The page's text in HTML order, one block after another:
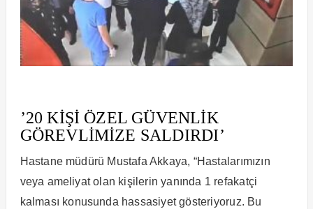
’20 KİŞİ ÖZEL GÜVENLİK
GÖREVLİMİZE SALDIRDI’
Hastane müdürü Mustafa Akkaya, “Hastalarımızın
veya ameliyat olan kişilerin yanında 1 refakatçi
kalması konusunda hassasiyet gösteriyoruz. Bu